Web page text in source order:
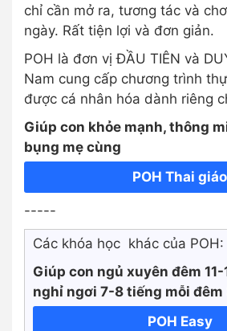
chỉ cần mở ra, tương tác và
ngày. Rất tiện lợi và đơn giản.
POH là đơn vị ĐẦU TIÊN và
Nam cung cấp chương trình
được cá nhân hóa dành riêng
Giúp con khỏe mạnh, thông
bụng mẹ cùng
POH Thai giáo
-----
Các khóa học khác của POH:
Giúp con ngủ xuyên đêm
nghỉ ngơi 7-8 tiếng mỗi
POH Easy